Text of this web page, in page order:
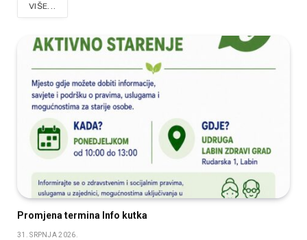
VIŠE...
Promjena termina Info kutka
31. SRPNJA 2026.